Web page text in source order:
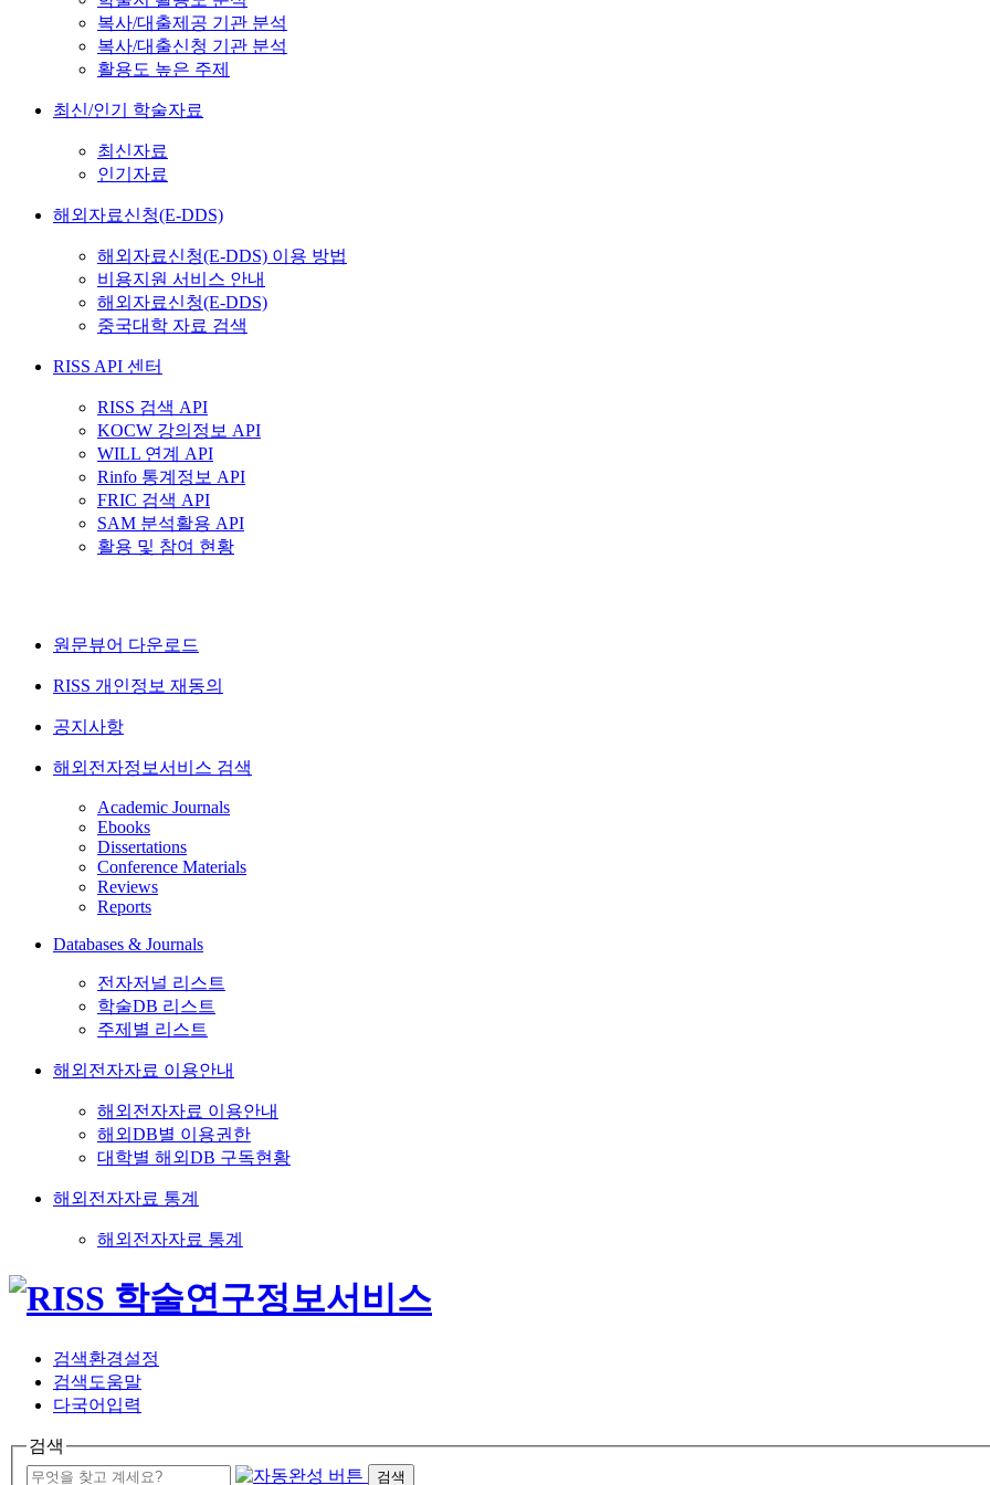
복사/대출제공 기관 분석
복사/대출신청 기관 분석
활용도 높은 주제
최신/인기 학술자료
최신자료
인기자료
해외자료신청(E-DDS)
해외자료신청(E-DDS) 이용 방법
비용지원 서비스 안내
해외자료신청(E-DDS)
중국대학 자료 검색
RISS API 센터
RISS 검색 API
KOCW 강의정보 API
WILL 연계 API
Rinfo 통계정보 API
FRIC 검색 API
SAM 분석활용 API
활용 및 참여 현황
원문뷰어 다운로드
RISS 개인정보 재동의
공지사항
해외전자정보서비스 검색
Academic Journals
Ebooks
Dissertations
Conference Materials
Reviews
Reports
Databases & Journals
전자저널 리스트
학술DB 리스트
주제별 리스트
해외전자자료 이용안내
해외전자자료 이용안내
해외DB별 이용권한
대학별 해외DB 구독현황
해외전자자료 통계
해외전자자료 통계
검색환경설정
검색도움말
다국어입력
검색
검색